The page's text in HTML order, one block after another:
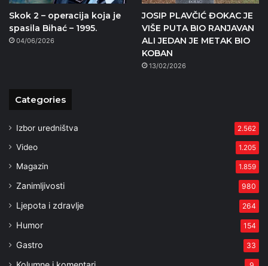
Skok 2 – operacija koja je
spasila Bihać – 1995.
04/06/2026
JOSIP PLAVČIĆ ĐOKAC JE
VIŠE PUTA BIO RANJAVAN
ALI JEDAN JE METAK BIO
KOBAN
13/02/2026
Categories
Izbor uredništva 2.562
Video 1.205
Magazin 1.859
Zanimljivosti 980
Ljepota i zdravlje 264
Humor 154
Gastro 33